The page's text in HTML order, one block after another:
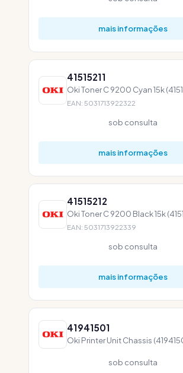
mais informações
41515211
Oki Toner C 9200 Cyan 15k
EAN: 5031713922322
sob consulta
mais informações
41515212
Oki Toner C 9200 Black 15k
EAN: 5031713922339
sob consulta
mais informações
41941501
Oki Printer Unit Chassis
sob consulta